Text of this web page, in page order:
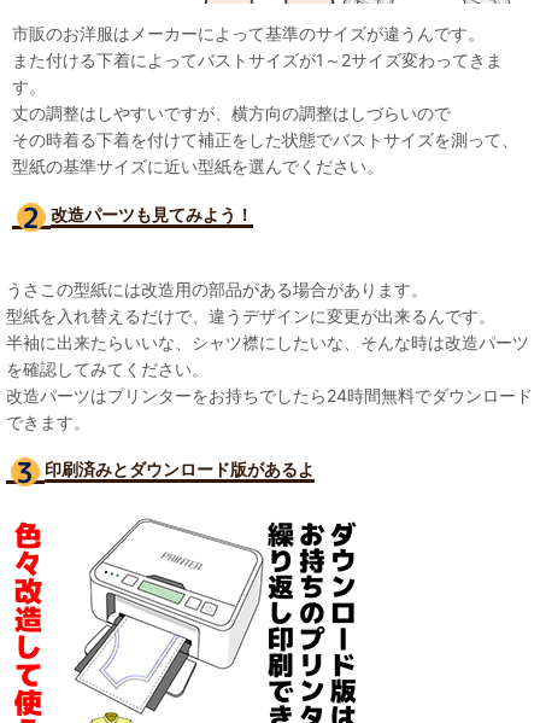
市販のお洋服はメーカーによって基準のサイズが違うんです。
また付ける下着によってバストサイズが1～2サイズ変わってきま
す。
丈の調整はしやすいですが、横方向の調整はしづらいので
その時着る下着を付けて補正をした状態でバストサイズを測って、
型紙の基準サイズに近い型紙を選んでください。
改造パーツも見てみよう！
うさこの型紙には改造用の部品がある場合があります。
型紙を入れ替えるだけで、違うデザインに変更が出来るんです。
半袖に出来たらいいな、シャツ襟にしたいな、そんな時は改造パーツ
を確認してみてください。
改造パーツはプリンターをお持ちでしたら24時間無料でダウンロード
できます。
印刷済みとダウンロード版があるよ